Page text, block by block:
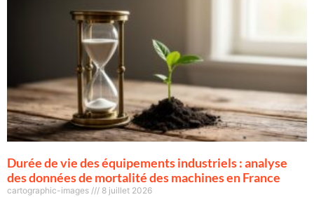
Durée de vie des équipements industriels : analyse
des données de mortalité des machines en France
cartographic-images 8 juillet 2026